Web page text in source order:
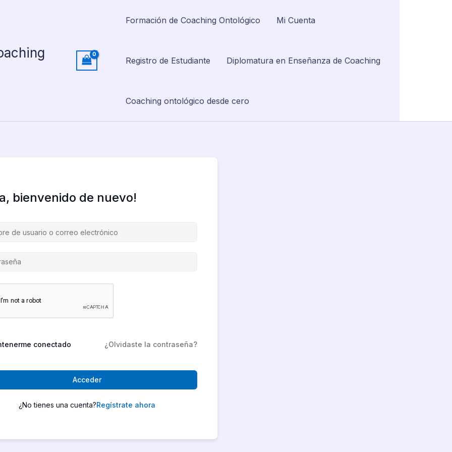
Formación de Coaching Ontológico Mi Cuenta
Registro de Estudiante Diplomatura en Enseñanza de Coaching
Coaching ontológico desde cero
bienvenido de nuevo!
conectado ¿Olvidaste la contraseña?
Acceder
¿No tienes una cuenta?Regístrate ahora